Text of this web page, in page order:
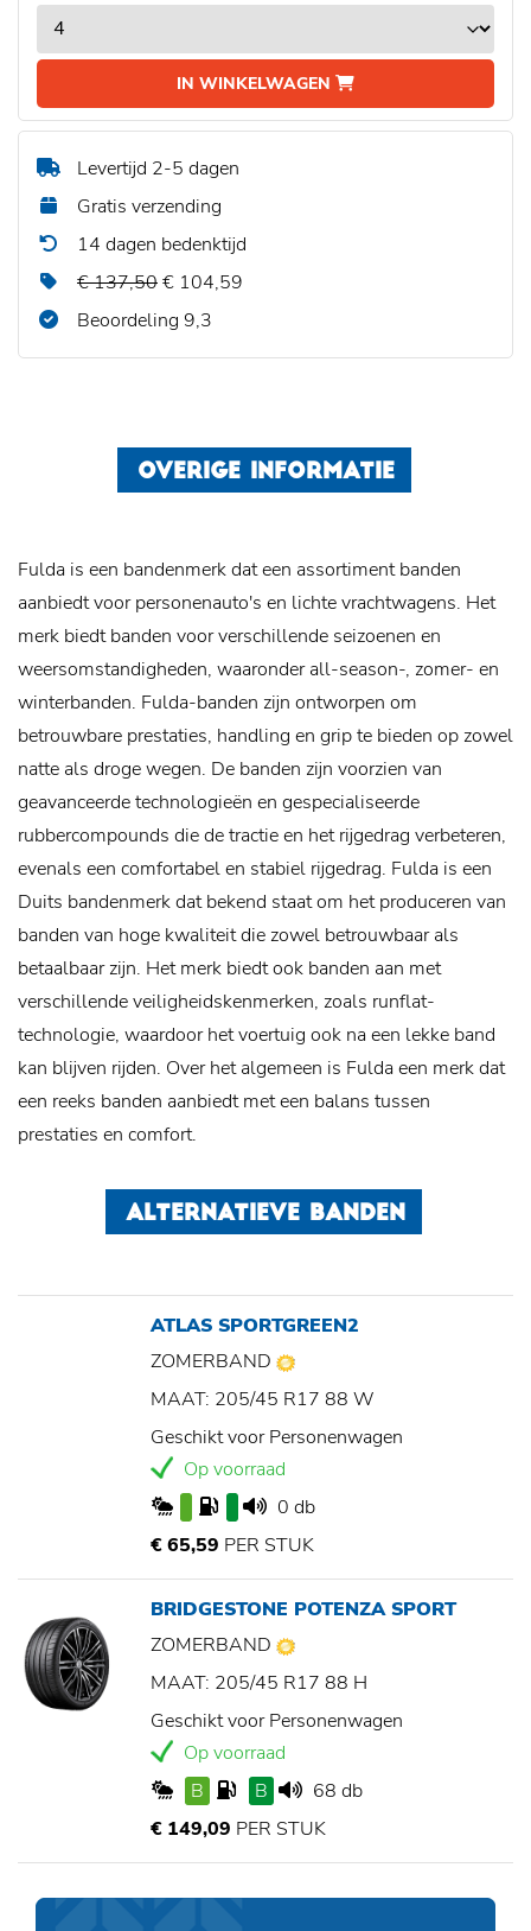
IN WINKELWAGEN
Levertijd 2-5 dagen
Gratis verzending
14 dagen bedenktijd
€ 137,50€ 104,59
Beoordeling 9,3
OVERIGE INFORMATIE
Fulda is een bandenmerk dat een assortiment banden
aanbiedt voor personenauto's en lichte vrachtwagens. Het
merk biedt banden voor verschillende seizoenen en
weersomstandigheden, waaronder all-season-, zomer- en
winterbanden. Fulda-banden zijn ontworpen om
betrouwbare prestaties, handling en grip te bieden op zowel
natte als droge wegen. De banden zijn voorzien van
geavanceerde technologieën en gespecialiseerde
rubbercompounds die de tractie en het rijgedrag verbeteren,
evenals een comfortabel en stabiel rijgedrag. Fulda is een
Duits bandenmerk dat bekend staat om het produceren van
banden van hoge kwaliteit die zowel betrouwbaar als
betaalbaar zijn. Het merk biedt ook banden aan met
verschillende veiligheidskenmerken, zoals runflat-
technologie, waardoor het voertuig ook na een lekke band
kan blijven rijden. Over het algemeen is Fulda een merk dat
een reeks banden aanbiedt met een balans tussen
prestaties en comfort.
ALTERNATIEVE BANDEN
ATLAS SPORTGREEN2
ZOMERBAND
MAAT: 205/45 R17 88 W
Geschikt voor Personenwagen
Op voorraad
0 db
€ 65,59 PER STUK
BRIDGESTONE POTENZA SPORT
ZOMERBAND
MAAT: 205/45 R17 88 H
Geschikt voor Personenwagen
Op voorraad
B
B
68 db
€ 149,09 PER STUK